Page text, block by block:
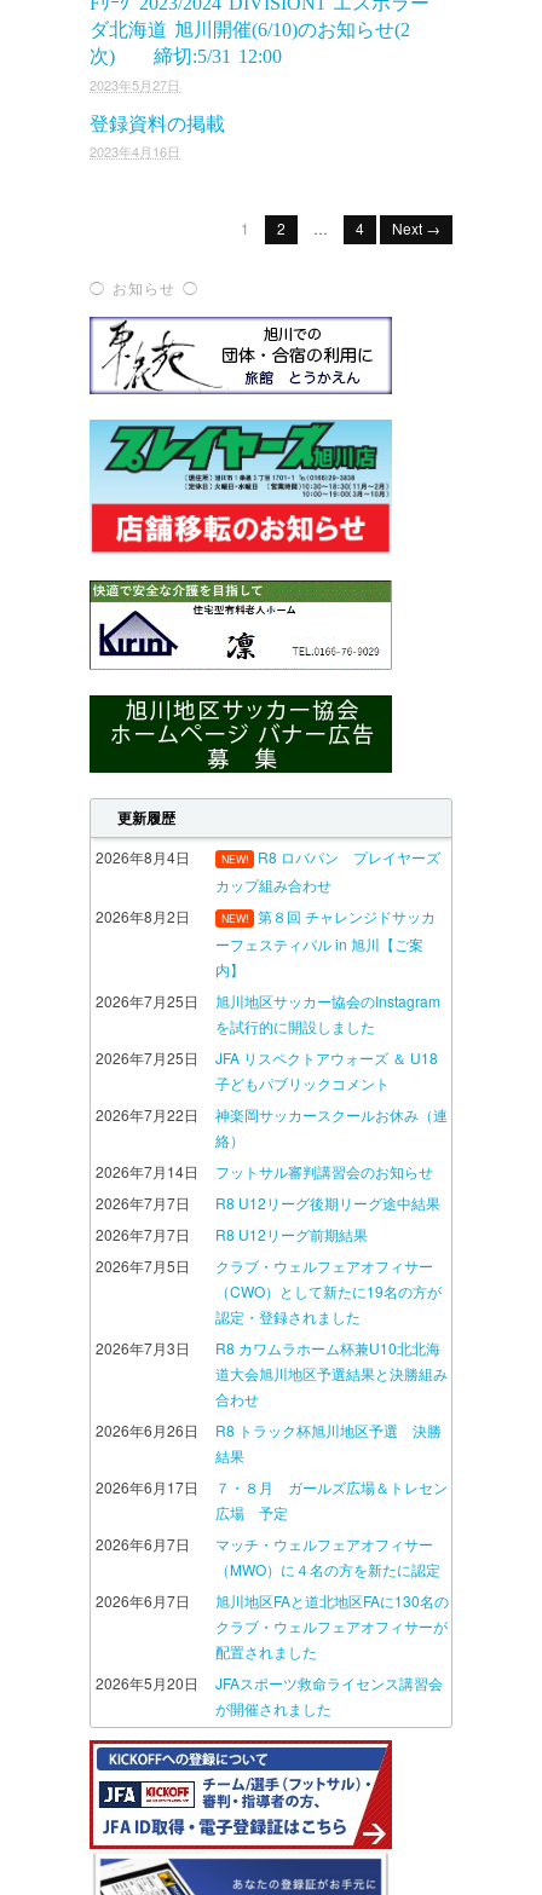
ダ北海道 旭川開催(6/10)のお知らせ(2
次) 締切:5/31 12:00
2023年5月27日
登録資料の掲載
2023年4月16日
1 2 … 4 Next →
◯ お知らせ ◯
更新履歴
2026年8月4日 NEW!
R8 ロバパン プレイヤーズ
カップ組み合わせ
2026年8月2日
NEW!
第８回 チャレンジドサッカ
ーフェスティバル in 旭川【ご案
内】
2026年7月25日
旭川地区サッカー協会のInstagram
を試行的に開設しました
2026年7月25日
JFA リスペクトアウォーズ ＆ U18
子どもパブリックコメント
2026年7月22日
神楽岡サッカースクールお休み（連
絡）
2026年7月14日
フットサル審判講習会のお知らせ
2026年7月7日
R8 U12リーグ後期リーグ途中結果
2026年7月7日
R8 U12リーグ前期結果
2026年7月5日
クラブ・ウェルフェアオフィサー
（CWO）として新たに19名の方が
認定・登録されました
2026年7月3日
R8 カワムラホーム杯兼U10北北海
道大会旭川地区予選結果と決勝組み
合わせ
2026年6月26日
R8 トラック杯旭川地区予選 決勝
結果
2026年6月17日
７・８月 ガールズ広場＆トレセン
広場 予定
2026年6月7日
マッチ・ウェルフェアオフィサー
（MWO）に４名の方を新たに認定
2026年6月7日
旭川地区FAと道北地区FAに130名の
クラブ・ウェルフェアオフィサーが
配置されました
2026年5月20日
JFAスポーツ救命ライセンス講習会
が開催されました